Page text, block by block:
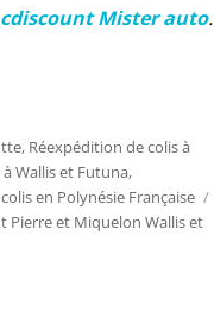
Mister auto.
, Réexpédition de colis à
Wallis et Futuna,
en Polynésie Française
Pierre et Miquelon Wallis et